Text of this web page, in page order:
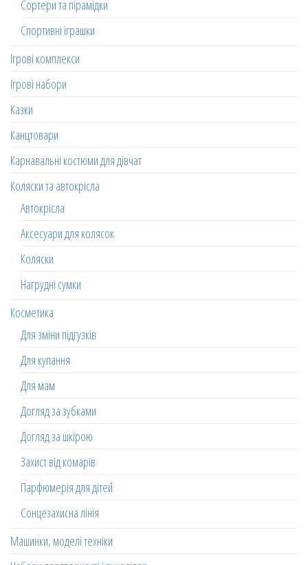
Сортери та пірамідки
Спортивні іграшки
Ігрові комплекси
Ігрові набори
Казки
Канцтовари
Карнавальні костюми для дівчат
Коляски та автокрісла
Автокрісла
Аксесуари для колясок
Коляски
Нагрудні сумки
Косметика
Для зміни підгузків
Для купання
Для мам
Догляд за зубками
Догляд за шкірою
Захист від комарів
Парфюмерія для дітей
Сонцезахисна лінія
Машинки, моделі техніки